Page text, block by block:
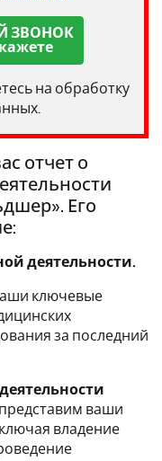
ЗВОНОК
на обработку
отчет о
Его
деятельности.
ключевые
за последний
ваши
владение